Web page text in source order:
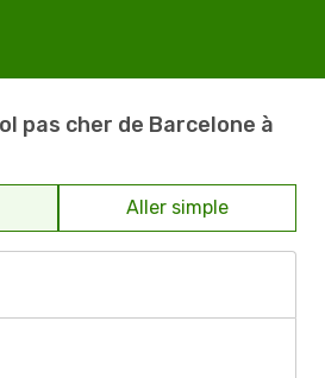
pas cher de Barcelone à
Aller simple